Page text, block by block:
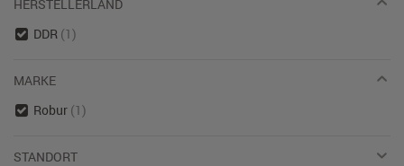
HERSTELLERLAND
DDR (1)
MARKE
Robur (1)
STANDORT